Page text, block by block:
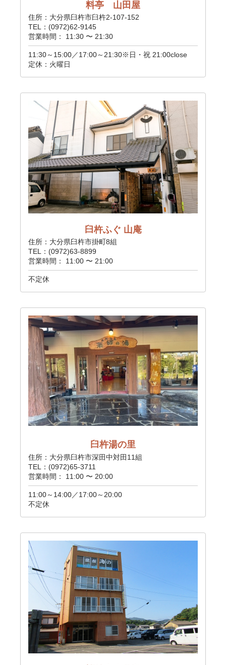
料亭 山田屋
住所：大分県臼杵市臼杵2-107-152
TEL：(0972)62-9145
営業時間： 11:30 〜 21:30
11:30～15:00／17:00～21:30※日・祝 21:00close
定休：火曜日
臼杵ふぐ 山庵
住所：大分県臼杵市掛町8組
TEL：(0972)63-8899
営業時間： 11:00 〜 21:00
不定休
臼杵湯の里
住所：大分県臼杵市深田中対田11組
TEL：(0972)65-3711
営業時間： 11:00 〜 20:00
11:00～14:00／17:00～20:00
不定休